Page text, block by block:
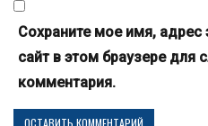
Сохраните мое имя, адрес
сайт в этом браузере для
комментария.